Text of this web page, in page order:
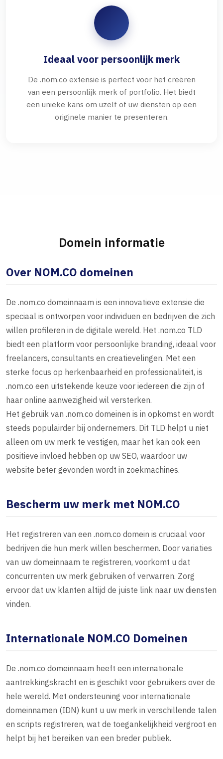
Ideaal voor persoonlijk merk
De .nom.co extensie is perfect voor het creëren
van een persoonlijk merk of portfolio. Het biedt
een unieke kans om uzelf of uw diensten op een
originele manier te presenteren.
Domein informatie
Over NOM.CO domeinen
De .nom.co domeinnaam is een innovatieve extensie die
speciaal is ontworpen voor individuen en bedrijven die zich
willen profileren in de digitale wereld. Het .nom.co TLD
biedt een platform voor persoonlijke branding, ideaal voor
freelancers, consultants en creatievelingen. Met een
sterke focus op herkenbaarheid en professionaliteit, is
.nom.co een uitstekende keuze voor iedereen die zijn of
haar online aanwezigheid wil versterken.
Het gebruik van .nom.co domeinen is in opkomst en wordt
steeds populairder bij ondernemers. Dit TLD helpt u niet
alleen om uw merk te vestigen, maar het kan ook een
positieve invloed hebben op uw SEO, waardoor uw
website beter gevonden wordt in zoekmachines.
Bescherm uw merk met NOM.CO
Het registreren van een .nom.co domein is cruciaal voor
bedrijven die hun merk willen beschermen. Door variaties
van uw domeinnaam te registreren, voorkomt u dat
concurrenten uw merk gebruiken of verwarren. Zorg
ervoor dat uw klanten altijd de juiste link naar uw diensten
vinden.
Internationale NOM.CO Domeinen
De .nom.co domeinnaam heeft een internationale
aantrekkingskracht en is geschikt voor gebruikers over de
hele wereld. Met ondersteuning voor internationale
domeinnamen (IDN) kunt u uw merk in verschillende talen
en scripts registreren, wat de toegankelijkheid vergroot en
helpt bij het bereiken van een breder publiek.